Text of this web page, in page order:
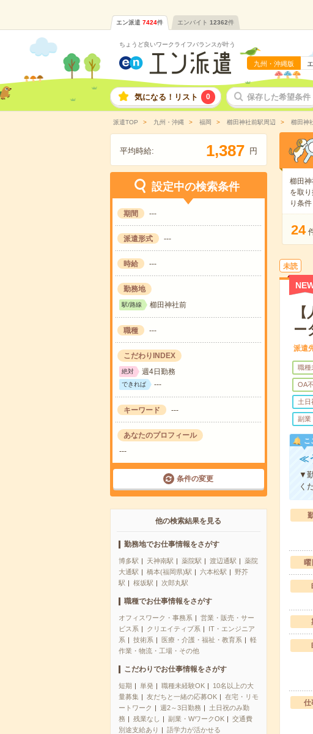
エン派遣 7424件 エンバイト 12362件
ちょうど良いワークライフバランスが叶う
九州・沖縄版
気になる！リスト 0 保存した希望条件
派遣TOP 九州・沖縄 福岡 櫛田神社前駅周辺 櫛田神
平均時給: 1,387 円
設定中の検索条件
期間 ---
派遣形式 ---
時給 ---
勤務地
駅/路線 櫛田神社前
職種 ---
こだわりINDEX
絶対 週4日勤務
できれば ---
キーワード ---
あなたのプロフィール
---
条件の変更
他の検索結果を見る
勤務地でお仕事情報をさがす
博多駅 天神南駅 薬院駅 渡辺通駅
薬院
大通駅
橋本(福岡県)駅 六本松駅
野芥
駅
桜坂駅 次郎丸駅
職種でお仕事情報をさがす
オフィスワーク・事務系
営業・販売・サー
ビス系
クリエイティブ系
IT・エンジニア
系
技術系 医療・介護・福祉・教育系
軽
作業・物流・工場・その他
こだわりでお仕事情報をさがす
短期 単発 職種未経験OK
10名以上の大
量募集
友だちと一緒の応募OK
在宅・リモ
ートワーク
週2～3日勤務
土日祝のみ勤
務
残業なし 副業・WワークOK
交通費
別途支給あり
語学力が活かせる
櫛田神
を取
り条
24
未読
ー
派遣
職種
OA
土日
副業
こ
≪
▼
く
曜
仕